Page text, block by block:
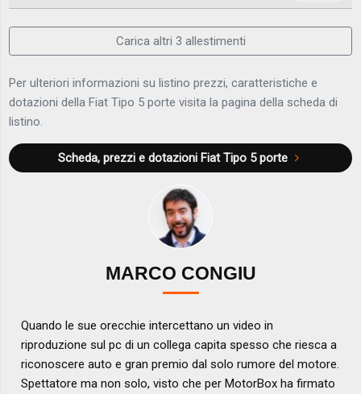
Carica altri 3 allestimenti
Per ulteriori informazioni su listino prezzi, caratteristiche e
dotazioni della Fiat Tipo 5 porte visita la pagina della scheda di
listino.
Scheda, prezzi e dotazioni Fiat Tipo 5 porte
MARCO CONGIU
Quando le sue orecchie intercettano un video in
riproduzione sul pc di un collega capita spesso che riesca a
riconoscere auto e gran premio dal solo rumore del motore.
Spettatore ma non solo, visto che per MotorBox ha firmato